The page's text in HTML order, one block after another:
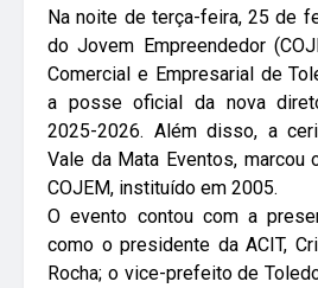
Na noite de terça-feira, 25 de
do Jovem Empreendedor
Comercial e Empresarial de
a posse oficial da nova
2025-2026. Além disso, a
Vale da Mata Eventos, marcou
COJEM, instituído em 2005.
O evento contou com a
como o presidente da ACIT,
Rocha; o vice-prefeito de